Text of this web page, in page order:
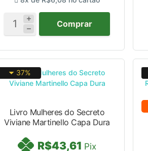
Comprar
37%
Livro Mulheres do Secreto
Viviane Martinello Capa Dura
R$43,61 Pix